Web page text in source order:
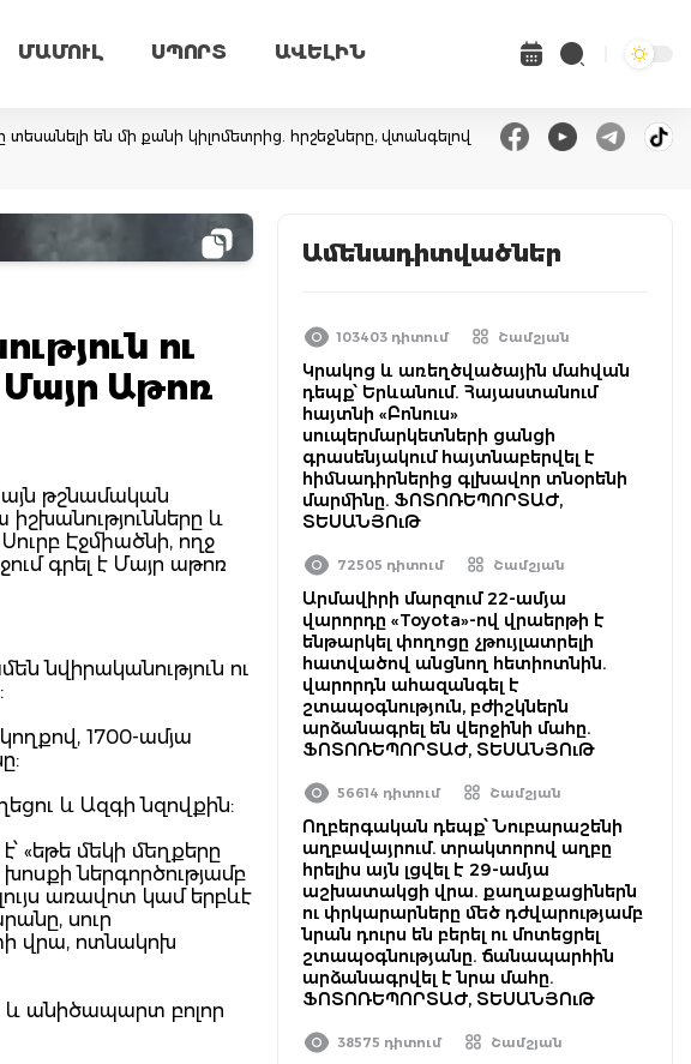
ՄԱՄՈՒԼ ՍՊՈՐՏ ԱՎԵԼԻՆ
են մի քանի կիլոմետրից. հրշեջները, վտանգելով
ու
Մայր Աթոռ
այն թշնամական
և
Էջմիածնի, ողջ
գրել է Մայր աթոռ
նվիրականություն ու
1700-ամյա
և Ազգի նզովքին:
«եթե մեկի մեղքերը
ներգործությամբ
առավոտ կամ երբևէ
սուր
վրա, ոտնակոխ
անիծապարտ բոլոր
Ամենադիտվածներ
103403 դիտում Շամշյան
Կրակոց և առեղծվածային մահվան
դեպք՝ Երևանում. Հայաստանում
հայտնի «Բոնուս»
սուպերմարկետների ցանցի
գրասենյակում հայտնաբերվել է
հիմնադիրներից գլխավոր տնօրենի
մարմինը. ՖՈՏՈՌԵՊՈՐՏԱԺ,
ՏԵՍԱՆՅՈւԹ
72505 դիտում Շամշյան
Արմավիրի մարզում 22-ամյա
վարորդը «Toyota»-ով վրաերթի է
ենթարկել փողոցը չթույլատրելի
հատվածով անցնող հետիոտնին.
վարորդն ահազանգել է
շտապօգնություն, բժիշկներն
արձանագրել են վերջինի մահը.
ՖՈՏՈՌԵՊՈՐՏԱԺ, ՏԵՍԱՆՅՈւԹ
56614 դիտում Շամշյան
Ողբերգական դեպք՝ Նուբարաշենի
աղբավայրում. տրակտորով աղբը
հրելիս այն լցվել է 29-ամյա
աշխատակցի վրա. քաղաքացիներն
ու փրկարարները մեծ դժվարությամբ
նրան դուրս են բերել ու մոտեցրել
շտապօգնությանը. ճանապարհին
արձանագրվել է նրա մահը.
ՖՈՏՈՌԵՊՈՐՏԱԺ, ՏԵՍԱՆՅՈւԹ
38575 դիտում Շամշյան